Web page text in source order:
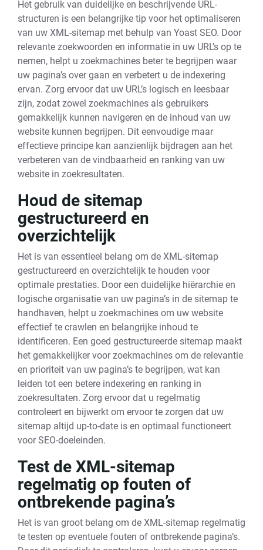
Het gebruik van duidelijke en beschrijvende URL-
structuren is een belangrijke tip voor het optimaliseren
van uw XML-sitemap met behulp van Yoast SEO. Door
relevante zoekwoorden en informatie in uw URL’s op te
nemen, helpt u zoekmachines beter te begrijpen waar
uw pagina’s over gaan en verbetert u de indexering
ervan. Zorg ervoor dat uw URL’s logisch en leesbaar
zijn, zodat zowel zoekmachines als gebruikers
gemakkelijk kunnen navigeren en de inhoud van uw
website kunnen begrijpen. Dit eenvoudige maar
effectieve principe kan aanzienlijk bijdragen aan het
verbeteren van de vindbaarheid en ranking van uw
website in zoekresultaten.
Houd de sitemap
gestructureerd en
overzichtelijk
Het is van essentieel belang om de XML-sitemap
gestructureerd en overzichtelijk te houden voor
optimale prestaties. Door een duidelijke hiërarchie en
logische organisatie van uw pagina’s in de sitemap te
handhaven, helpt u zoekmachines om uw website
effectief te crawlen en belangrijke inhoud te
identificeren. Een goed gestructureerde sitemap maakt
het gemakkelijker voor zoekmachines om de relevantie
en prioriteit van uw pagina’s te begrijpen, wat kan
leiden tot een betere indexering en ranking in
zoekresultaten. Zorg ervoor dat u regelmatig
controleert en bijwerkt om ervoor te zorgen dat uw
sitemap altijd up-to-date is en optimaal functioneert
voor SEO-doeleinden.
Test de XML-sitemap
regelmatig op fouten of
ontbrekende pagina’s
Het is van groot belang om de XML-sitemap regelmatig
te testen op eventuele fouten of ontbrekende pagina’s.